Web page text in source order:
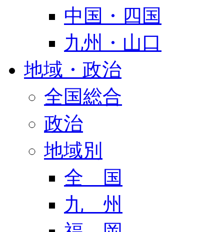
中国・四国
九州・山口
地域・政治
全国総合
政治
地域別
全 国
九 州